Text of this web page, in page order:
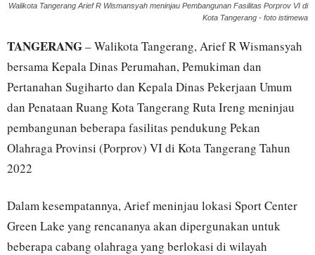
Walikota Tangerang Arief R Wismansyah meninjau Pembangunan Fasilitas Porprov VI di
Kota Tangerang - foto istimewa
TANGERANG– Walikota Tangerang, Arief R Wismansyah
bersama Kepala Dinas Perumahan, Pemukiman dan
Pertanahan Sugiharto dan Kepala Dinas Pekerjaan Umum
dan Penataan Ruang Kota Tangerang Ruta Ireng meninjau
pembangunan beberapa fasilitas pendukung Pekan
Olahraga Provinsi (Porprov) VI di Kota Tangerang Tahun
2022
Dalam kesempatannya, Arief meninjau lokasi Sport Center
Green Lake yang rencananya akan dipergunakan untuk
beberapa cabang olahraga yang berlokasi di wilayah